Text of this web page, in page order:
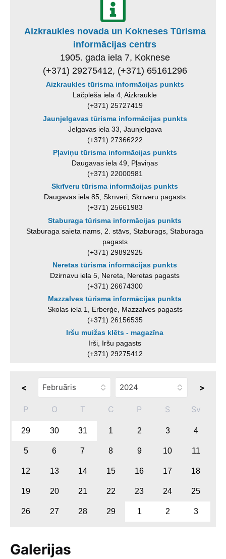
Aizkraukles novada un Kokneses Tūrisma
informācijas centrs
1905. gada iela 7, Koknese
(+371) 29275412, (+371) 65161296
Aizkraukles tūrisma informācijas punkts
Lāčplēša iela 4, Aizkraukle
(+371) 25727419
Jaunjelgavas tūrisma informācijas punkts
Jelgavas iela 33, Jaunjelgava
(+371) 27366222
Pļaviņu tūrisma informācijas punkts
Daugavas iela 49, Pļaviņas
(+371) 22000981
Skrīveru tūrisma informācijas punkts
Daugavas iela 85, Skrīveri, Skrīveru pagasts
(+371) 25661983
Staburaga tūrisma informācijas punkts
Staburaga saieta nams, 2. stāvs, Staburags, Staburaga
pagasts
(+371) 29892925
Neretas tūrisma informācijas punkts
Dzirnavu iela 5, Nereta, Neretas pagasts
(+371) 26674300
Mazzalves tūrisma informācijas punkts
Skolas iela 1, Ērberģe, Mazzalves pagasts
(+371) 26156535
Iršu muižas klēts - magazīna
Irši, Iršu pagasts
(+371) 29275412
< >
P O T C P S Sv
29 30 31 1 2 3 4
5 6 7 8 9 10 11
12 13 14 15 16 17 18
19 20 21 22 23 24 25
26 27 28 29 1 2 3
Galerijas